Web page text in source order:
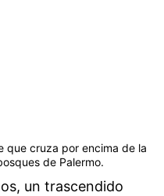
que cruza por encima de la
de Palermo.
un trascendido